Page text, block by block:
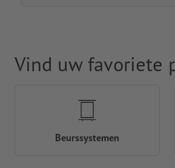
Vind uw favoriete
Beurssystemen